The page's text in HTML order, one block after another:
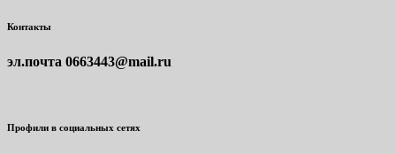
Контакты
эл.почта 0663443@mail.ru
Профили в социальных сетях